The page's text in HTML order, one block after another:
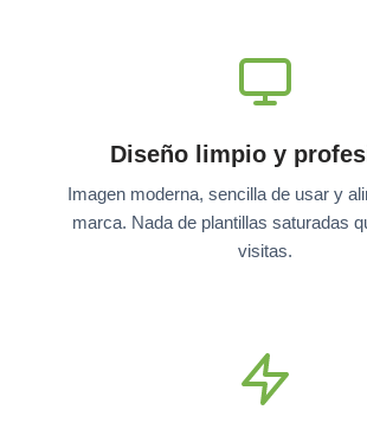
Diseño limpio y
Imagen moderna, sencilla de usar y
marca. Nada de plantillas saturadas
visitas.